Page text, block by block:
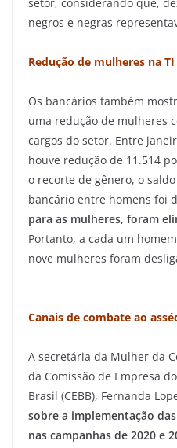
negros e negras
Redução de mulheres na TI
Os bancários também
uma redução de mulheres
cargos do setor. Entre
houve redução de 11.514
o recorte de gênero, o
bancário entre homens foi
para as mulheres, foram
Portanto, a cada um
nove mulheres foram
Canais de combate ao
A secretária da Mulher da
da Comissão de Empresa
Brasil (CEBB), Fernanda
sobre a implementação
nas campanhas de 2020 e